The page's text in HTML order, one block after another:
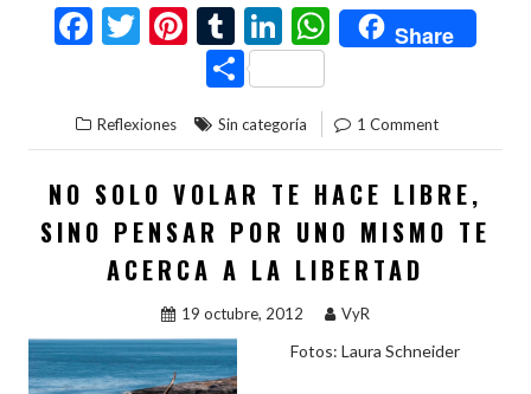
F
b
o
o
k
T
er
Pi
nt
er
es
t
T
u
m
bl
r
Li
n
ke
dI
n
W
h
s
A
p
p
Share
C
m
p
ar
ti
r
Reflexiones Sin categoría 1 Comment
NO SOLO VOLAR TE HACE LIBRE,
SINO PENSAR POR UNO MISMO TE
ACERCA A LA LIBERTAD
19 octubre, 2012 VyR
Fotos: Laura Schneider